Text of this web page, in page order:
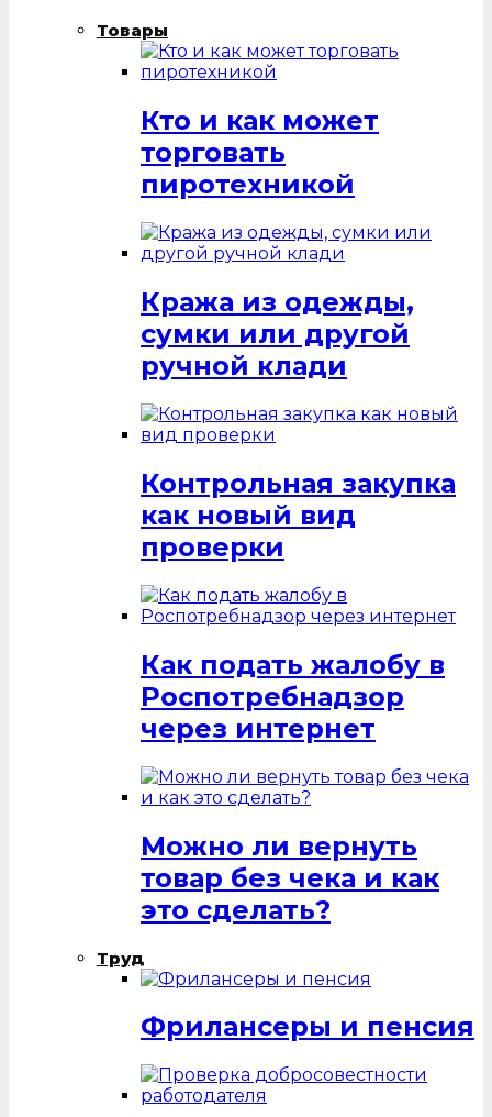
Товары
Кто и как может
торговать
пиротехникой
Кража из одежды,
сумки или другой
ручной клади
Контрольная закупка
как новый вид
проверки
Как подать жалобу в
Роспотребнадзор
через интернет
Можно ли вернуть
товар без чека и как
это сделать?
Труд
Фрилансеры и пенсия